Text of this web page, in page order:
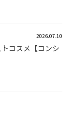
2026.07.10
コスメ【コンシ